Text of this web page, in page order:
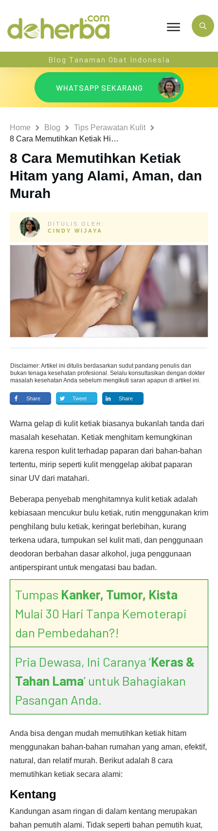
Blog Tanaman Obat Indonesia
WHATSAPP SEKARANG
Home Blog
Tips Perawatan Kulit
8 Cara Memutihkan Ketiak Hitam yang Alami, Aman, dan Murah
8 Cara Memutihkan Ketiak
Hitam yang Alami, Aman, dan
Murah
DITULIS OLEH:
CINDY WIJAYA
Disclaimer: Artikel ini ditulis berdasarkan sudut pandang penulis dan
bukan tenaga kesehatan profesional. Selalu konsultasikan dengan dokter
masalah kesehatan Anda sebelum mengikuti saran apapun di artikel ini.
Share Tweet Share
Warna gelap di kulit ketiak biasanya bukanlah tanda dari
masalah kesehatan. Ketiak menghitam kemungkinan
karena respon kulit terhadap paparan dari bahan-bahan
tertentu, mirip seperti kulit menggelap akibat paparan
sinar UV dari matahari.
Beberapa penyebab menghitamnya kulit ketiak adalah
kebiasaan mencukur bulu ketiak, rutin menggunakan krim
penghilang bulu ketiak, keringat berlebihan, kurang
terkena udara, tumpukan sel kulit mati, dan penggunaan
deodoran berbahan dasar alkohol, juga penggunaan
antiperspirant untuk mengatasi bau badan.
Tumpas Kanker, Tumor, Kista
Mulai 30 Hari Tanpa Kemoterapi
dan Pembedahan?!
Pria Dewasa, Ini Caranya ‘Keras &
Tahan Lama’ untuk Bahagiakan
Pasangan Anda.
Anda bisa dengan mudah memutihkan ketiak hitam
menggunakan bahan-bahan rumahan yang aman, efektif,
natural, dan relatif murah. Berikut adalah 8 cara
memutihkan ketiak secara alami:
Kentang
Kandungan asam ringan di dalam kentang merupakan
bahan pemutih alami. Tidak seperti bahan pemutih kuat,